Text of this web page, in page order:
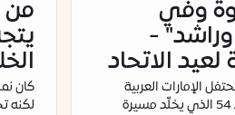
وفي
وراشد" -
لعيد الاتحاد
الإمارات العربية
المتحدة بـ"عيد الاتحاد" الـ 54 الذي يخلّد مسيرة
من
كان
لكنه